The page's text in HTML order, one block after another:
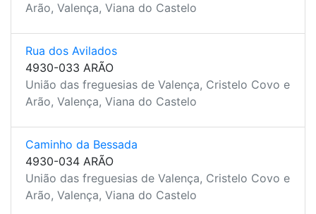
Arão, Valença, Viana do Castelo
Rua dos Avilados
4930-033 ARÃO
União das freguesias de Valença, Cristelo Covo e
Arão, Valença, Viana do Castelo
Caminho da Bessada
4930-034 ARÃO
União das freguesias de Valença, Cristelo Covo e
Arão, Valença, Viana do Castelo